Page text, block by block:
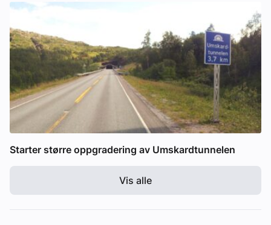
Starter større oppgradering av Umskardtunnelen
Vis alle